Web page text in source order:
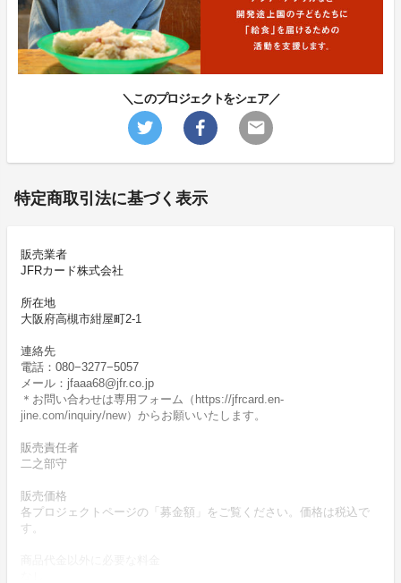
＼このプロジェクトをシェア／
特定商取引法に基づく表示
販売業者
JFRカード株式会社
所在地
大阪府高槻市紺屋町2-1
連絡先
電話：080−3277−5057
メール：jfaaa68@jfr.co.jp
＊お問い合わせは専用フォーム（https://jfrcard.en-
jine.com/inquiry/new）からお願いいたします。
販売責任者
二之部守
販売価格
各プロジェクトページの「募金額」をご覧ください。価格は税込で
す。